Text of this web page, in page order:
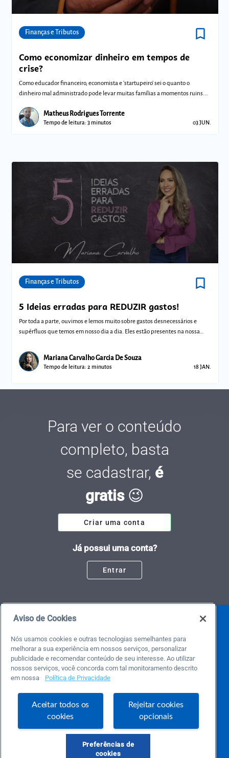
Finanças e Tributos bookmark_border
Como economizar dinheiro em tempos de
crise?
Como educador financeiro, economista e 'startupeiro' sei o quanto o
dinheiro mal administrado pode levar muitas famílias a momentos ruins.
Matheus Rodrigues Torrente
Tempo de leitura: 3 minutos 03 JUN.
Finanças e Tributos bookmark_border
5 Ideias erradas para REDUZIR gastos!
Por toda a parte, ouvimos e lemos muito sobre gastos desnecessários e
supérfluos que temos em nosso dia a dia. Eles estão presentes na nossa
Mariana Carvalho Garcia De Souza
Tempo de leitura: 2 minutos 18 JAN.
Para ver o conteúdo
completo, basta
se cadastrar, é
gratis😉
Criar uma conta
Já possui uma conta?
Entrar
Este é um blog colaborativo.
O Sebrae não se responsabiliza pelo conteúdo publicado por terceiros.
Uma das maiores Comunidades de Empreendedorismo do Brasil, a Comunidade
Sebrae foi criada para entregar conteúdos em diversos formatos, inovadores,
pertinentes e temas específicos que se conecte com a realidade da sua empresa.
Aviso de Cookies
Nós usamos cookies e outras tecnologias semelhantes para
melhorar a sua experiência em nossos serviços, personalizar
publicidade e recomendar conteúdo de seu interesse. Ao utilizar
nossos serviços, você concorda com tal monitoramento descrito
em nossa
Política de Privacidade
Aceitar todos os
cookies
Rejeitar cookies
opcionais
Preferências de
cookies